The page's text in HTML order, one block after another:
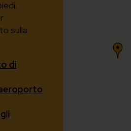
sulla
di